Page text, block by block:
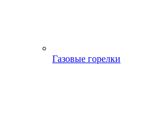
Газовые горелки